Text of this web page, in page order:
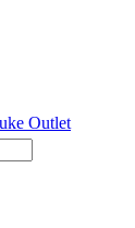
Outlet